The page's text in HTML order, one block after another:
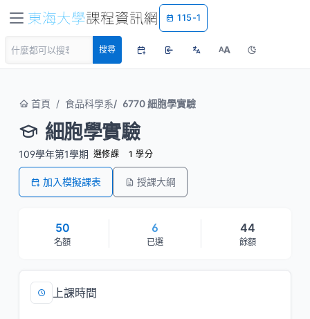
115-1
搜尋 AA
首頁 食品科學系 6770 細胞學實驗
細胞學實驗
109學年第1學期 選修課 1 學分
加入模擬課表 授課大綱
50
名額
6
已選
44
餘額
上課時間